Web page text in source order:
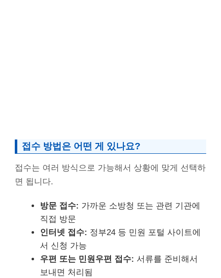
접수 방법은 어떤 게 있나요?
접수는 여러 방식으로 가능해서 상황에 맞게 선택하
면 됩니다.
방문 접수: 가까운 소방청 또는 관련 기관에
직접 방문
인터넷 접수: 정부24 등 민원 포털 사이트에
서 신청 가능
우편 또는 민원우편 접수: 서류를 준비해서
보내면 처리됨